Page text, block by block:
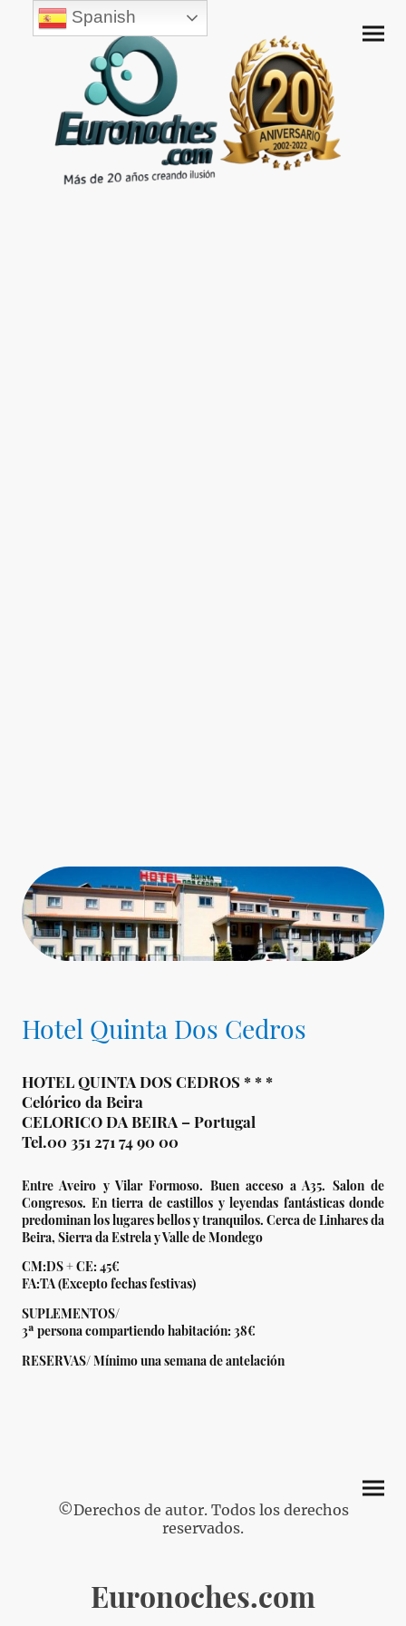
Hotel Quinta Dos Cedros
HOTEL QUINTA DOS CEDROS * * *
Celórico da Beira
CELORICO DA BEIRA – Portugal
Tel.00 351 271 74 90 00
Entre Aveiro y Vilar Formoso. Buen acceso a A35. Salon de
Congresos. En tierra de castillos y leyendas fantásticas donde
predominan los lugares bellos y tranquilos. Cerca de Linhares da
Beira, Sierra da Estrela y Valle de Mondego
CM:DS + CE: 45€
FA:TA (Excepto fechas festivas)
SUPLEMENTOS/
3ª persona compartiendo habitación: 38€
RESERVAS/ Mínimo una semana de antelación
©Derechos de autor. Todos los derechos
reservados.
Euronoches.com
Spanish